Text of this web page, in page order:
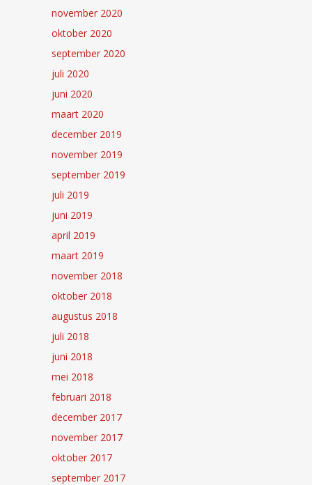
november 2020
oktober 2020
september 2020
juli 2020
juni 2020
maart 2020
december 2019
november 2019
september 2019
juli 2019
juni 2019
april 2019
maart 2019
november 2018
oktober 2018
augustus 2018
juli 2018
juni 2018
mei 2018
februari 2018
december 2017
november 2017
oktober 2017
september 2017